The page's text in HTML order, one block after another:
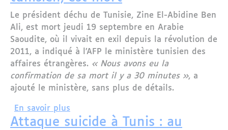
Le président déchu de Tunisie, Zine El-Abidine Ben
Ali, est mort jeudi 19 septembre en Arabie
Saoudite, où il vivait en exil depuis la révolution de
2011, a indiqué à l’AFP le ministère tunisien des
affaires étrangères. « Nous avons eu la
confirmation de sa mort il y a 30 minutes », a
ajouté le ministère, sans plus de détails.
En savoir plus
Attaque suicide à Tunis : au